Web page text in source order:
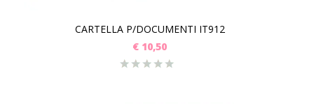
CARTELLA P/DOCUMENTI IT912
€ 10,50